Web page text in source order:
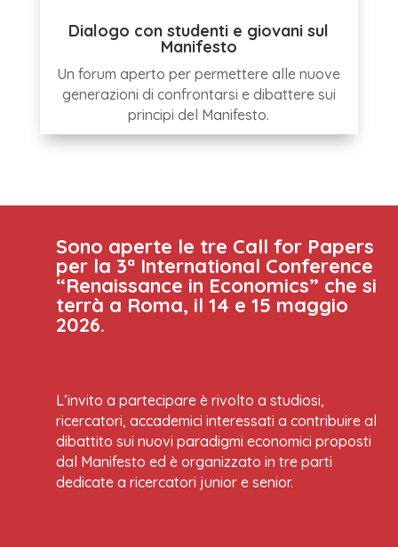
Dialogo con studenti e giovani sul
Manifesto
Un forum aperto per permettere alle nuove
generazioni di confrontarsi e dibattere sui
principi del Manifesto.
Sono aperte le tre Call for Papers
per la 3ª International Conference
“Renaissance in Economics” che si
terrà a Roma, il 14 e 15 maggio
2026.
L’invito a partecipare è rivolto a studiosi,
ricercatori, accademici interessati a contribuire al
dibattito sui nuovi paradigmi economici proposti
dal Manifesto ed è organizzato in tre parti
dedicate a ricercatori junior e senior.